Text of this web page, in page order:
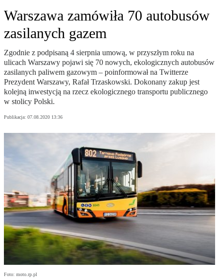
Warszawa zamówiła 70 autobusów
zasilanych gazem
Zgodnie z podpisaną 4 sierpnia umową, w przyszłym roku na
ulicach Warszawy pojawi się 70 nowych, ekologicznych autobusów
zasilanych paliwem gazowym – poinformował na Twitterze
Prezydent Warszawy, Rafał Trzaskowski. Dokonany zakup jest
kolejną inwestycją na rzecz ekologicznego transportu publicznego
w stolicy Polski.
Publikacja: 07.08.2020 13:36
Foto: moto.rp.pl